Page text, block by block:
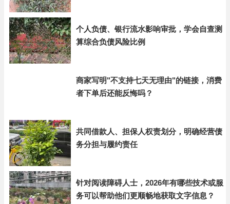
个人负债、银行流水影响审批，学会自查测
算综合负债风险比例
商家写明"不支持七天无理由"的链接，消费
者下单后还能反悔吗？
共同借款人、担保人权责划分，明确经营债
务分担与履约责任
针对阅读障碍人士，2026年有哪些技术或服
务可以帮助他们更顺畅地获取文字信息？